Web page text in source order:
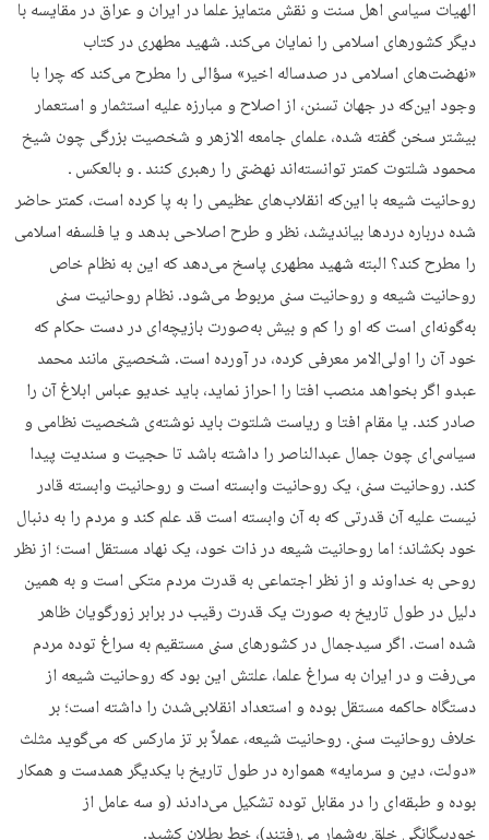
الهیات سیاسی اهل سنت و نقش متمایز علما در ایران و عراق در مقایسه با
دیگر کشورهای اسلامی را نمایان می‌کند. شهید مطهری در کتاب
«نهضت‌های اسلامی در صدساله اخیر» سؤالی را مطرح می‌کند که چرا با
وجود این‌که در جهان تسنن، از اصلاح و مبارزه علیه استثمار و استعمار
بیشتر سخن گفته شده، علمای جامعه الازهر و شخصیت بزرگی چون شیخ
محمود شلتوت کمتر توانسته‌اند نهضتی را رهبری کنند ـ و بالعکس ـ
روحانیت شیعه با این‌که انقلاب‌های عظیمی را به پا کرده است، کمتر حاضر
شده درباره دردها بیاندیشد، نظر و طرح اصلاحی بدهد و یا فلسفه اسلامی
را مطرح کند؟ البته شهید مطهری پاسخ می‌دهد که این به نظام خاص
روحانیت شیعه و روحانیت سنی مربوط می‌شود. نظام روحانیت سنی
به‌گونه‌ای است که او را کم و بیش به‌صورت بازیچه‌ای در دست حکام که
خود آن را اولی‌الامر معرفی کرده، در آورده است. شخصیتی مانند محمد
عبدو اگر بخواهد منصب افتا را احراز نماید، باید خدیو عباس ابلاغ آن را
صادر کند. یا مقام افتا و ریاست شلتوت باید نوشته‌ی شخصیت نظامی و
سیاسی‌ای چون جمال عبدالناصر را داشته باشد تا حجیت و سندیت پیدا
کند. روحانیت سنی، یک روحانیت وابسته است و روحانیت وابسته قادر
نیست علیه آن قدرتی که به آن وابسته است قد علم کند و مردم را به دنبال
خود بکشاند؛ اما روحانیت شیعه در ذات خود، یک نهاد مستقل است؛ از نظر
روحی به خداوند و از نظر اجتماعی به قدرت مردم متکی است و به همین
دلیل در طول تاریخ به صورت یک قدرت رقیب در برابر زورگویان ظاهر
شده است. اگر سیدجمال در کشورهای سنی مستقیم به سراغ توده مردم
می‌رفت و در ایران به سراغ علما، علتش این بود که روحانیت شیعه از
دستگاه حاکمه مستقل بوده و استعداد انقلابی‌شدن را داشته است؛ بر
خلاف روحانیت سنی. روحانیت شیعه، عملاً بر تز مارکس که می‌گوید مثلث
«دولت، دین و سرمایه» همواره در طول تاریخ با یکدیگر همدست و همکار
بوده و طبقه‌ای را در مقابل توده تشکیل می‌دادند (و سه عامل از